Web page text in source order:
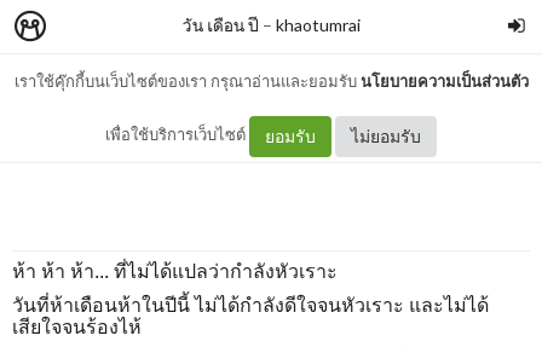
เราใช้คุ๊กกี้บนเว็บไซต์ของเรา กรุณาอ่านและยอมรับนโยบายความเป็นส่วนตัว
เพื่อใช้บริการเว็บไซต์ ยอมรับ ไม่ยอมรับ
วัน เดือน ปี – khaotumrai
5.5 ข้าไม่ชอบทราย
ห้า ห้า ห้า... ที่ไม่ได้แปลว่ากำลังหัวเราะ
วันที่ห้าเดือนห้าในปีนี้ ไม่ได้กำลังดีใจจนหัวเราะ และไม่ได้
เสียใจจนร้องไห้